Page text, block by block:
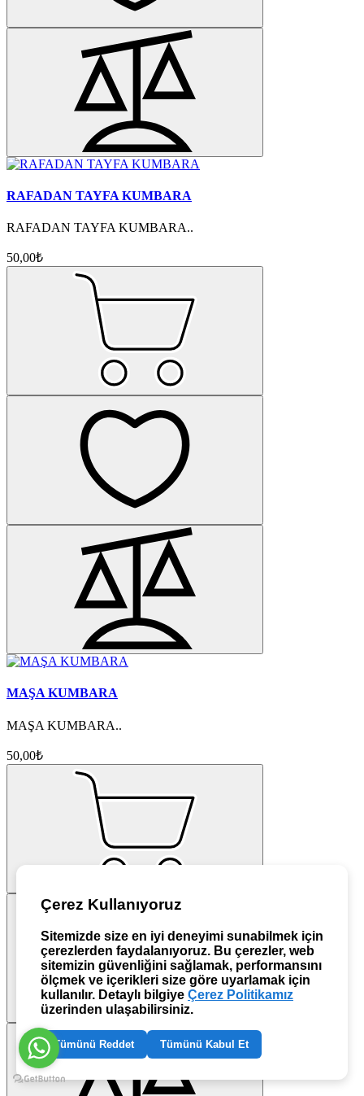
RAFADAN TAYFA KUMBARA
RAFADAN TAYFA KUMBARA..
50,00₺
MAŞA KUMBARA
MAŞA KUMBARA..
50,00₺
Çerez Kullanıyoruz
Sitemizde size en iyi deneyimi sunabilmek için
çerezlerden faydalanıyoruz. Bu çerezler, web
sitemizin güvenliğini sağlamak, performansını
ölçmek ve içerikleri size göre uyarlamak için
kullanılır. Detaylı bilgiye Çerez Politikamız
üzerinden ulaşabilirsiniz.
Tümünü Reddet Tümünü Kabul Et